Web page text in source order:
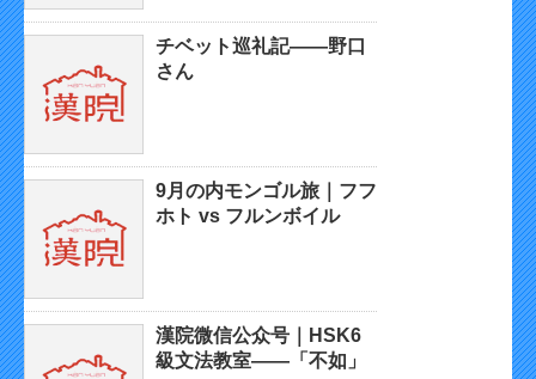
チベット巡礼記——野口
さん
9月の内モンゴル旅｜フフ
ホト vs フルンボイル
漢院微信公众号｜HSK6
級文法教室——「不如」